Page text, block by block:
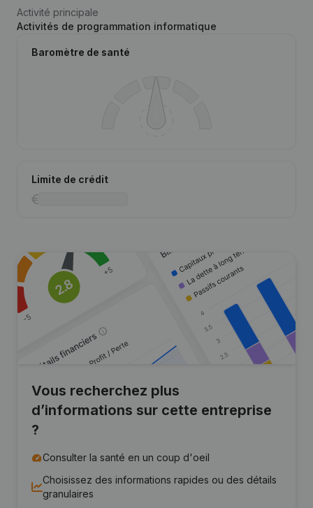
Activité principale
Activités de programmation informatique
Baromètre de santé
Limite de crédit
Vous recherchez plus
d’informations sur cette entreprise
?
Consulter la santé en un coup d'oeil
Choisissez des informations rapides ou des détails
granulaires